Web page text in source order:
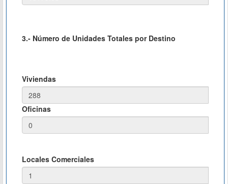
3.- Número de Unidades Totales por Destino
Viviendas
Oficinas
Locales Comerciales